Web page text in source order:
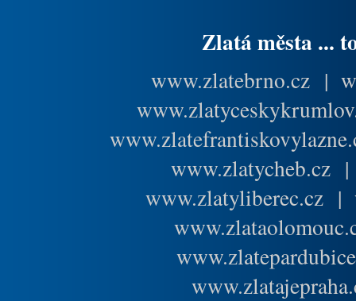
Zlatá města ...
www.zlatebrno.cz |
www.zlatycheb.cz
www.zlatyliberec.cz |